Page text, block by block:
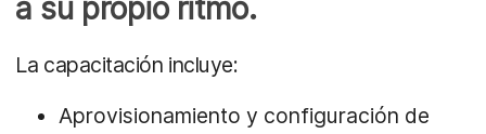
a su propio ritmo.
La capacitación incluye:
Aprovisionamiento y configuración de